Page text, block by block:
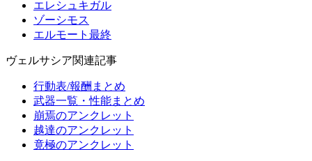
エレシュキガル
ゾーシモス
エルモート最終
ヴェルサシア関連記事
行動表/報酬まとめ
武器一覧・性能まとめ
崩焉のアンクレット
越達のアンクレット
竟極のアンクレット